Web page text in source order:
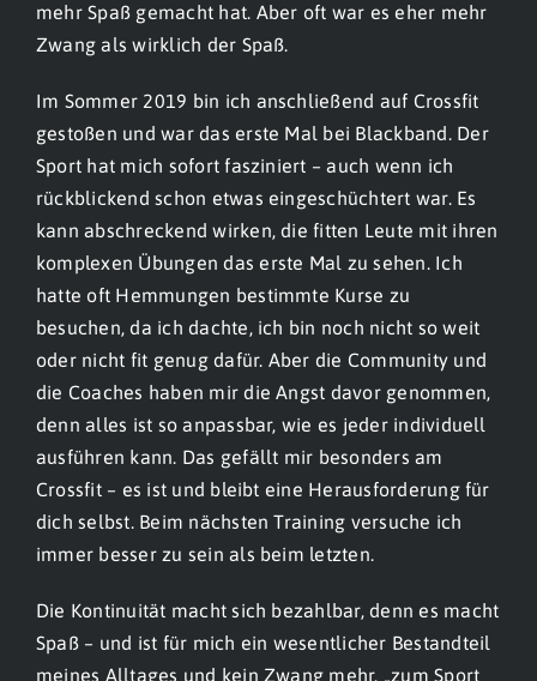
mehr Spaß gemacht hat. Aber oft war es eher mehr
Zwang als wirklich der Spaß.
Im Sommer 2019 bin ich anschließend auf Crossfit
gestoßen und war das erste Mal bei Blackband. Der
Sport hat mich sofort fasziniert – auch wenn ich
rückblickend schon etwas eingeschüchtert war. Es
kann abschreckend wirken, die fitten Leute mit ihren
komplexen Übungen das erste Mal zu sehen. Ich
hatte oft Hemmungen bestimmte Kurse zu
besuchen, da ich dachte, ich bin noch nicht so weit
oder nicht fit genug dafür. Aber die Community und
die Coaches haben mir die Angst davor genommen,
denn alles ist so anpassbar, wie es jeder individuell
ausführen kann. Das gefällt mir besonders am
Crossfit – es ist und bleibt eine Herausforderung für
dich selbst. Beim nächsten Training versuche ich
immer besser zu sein als beim letzten.
Die Kontinuität macht sich bezahlbar, denn es macht
Spaß – und ist für mich ein wesentlicher Bestandteil
meines Alltages und kein Zwang mehr, „zum Sport